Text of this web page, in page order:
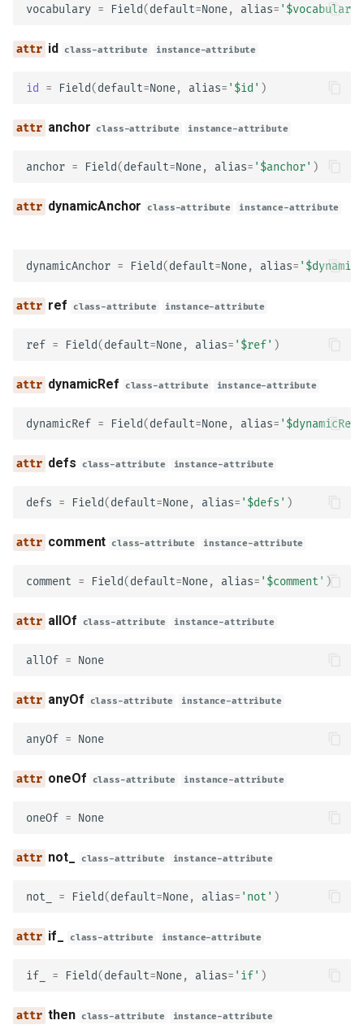
externalValue
ParameterInType
query
header
path
cookie
deprecated
explode
vocabulary = Field(default=None, alias= '$vocabulary'
id class-attribute instance-attribute
id = Field(default=None, alias= '$id' )
anchor class-attribute instance-attribute
anchor = Field(default=None, alias= '$anchor' )
dynamicAnchor class-attribute instance-attribute
dynamicAnchor = Field(default=None, alias=
ref class-attribute instance-attribute
ref = Field(default=None, alias= '$ref' )
dynamicRef class-attribute instance-attribute
dynamicRef = Field(default=None, alias= '$dynamicRef'
defs class-attribute instance-attribute
defs = Field(default=None, alias= '$defs' )
comment class-attribute instance-attribute
comment = Field(default=None, alias= '$comment' )
allOf class-attribute instance-attribute
allOf = None
anyOf class-attribute instance-attribute
anyOf = None
oneOf class-attribute instance-attribute
oneOf = None
not_ class-attribute instance-attribute
not_ = Field(default=None, alias= 'not' )
if_ class-attribute instance-attribute
if_ = Field(default=None, alias= 'if' )
then class-attribute instance-attribute